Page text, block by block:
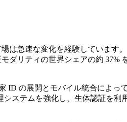
急速な変化を経験しています
リティの世界シェアの約 37%
ID の展開とモバイル統合によっ
ステムを強化し、生体認証を利